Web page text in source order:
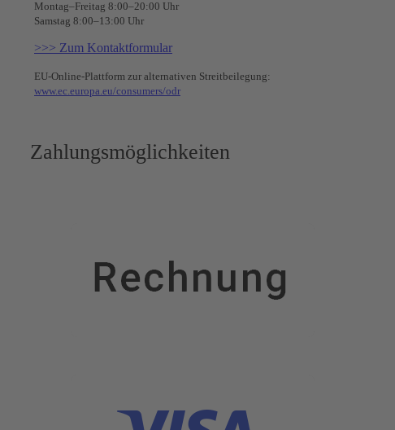
Montag–Freitag 8:00–20:00 Uhr
Samstag 8:00–13:00 Uhr
>>> Zum Kontaktformular
EU-Online-Plattform zur alternativen Streitbeilegung:
www.ec.europa.eu/consumers/odr
Zahlungsmöglichkeiten